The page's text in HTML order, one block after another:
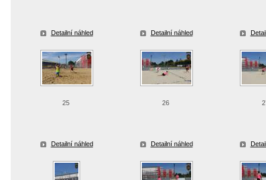
Detailní náhled Detailní náhled
25
Detailní náhled
26
Detailní náhled